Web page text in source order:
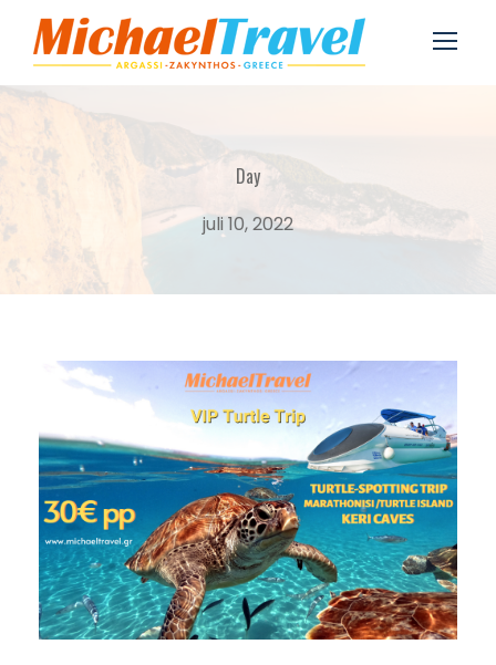
Day
juli 10, 2022